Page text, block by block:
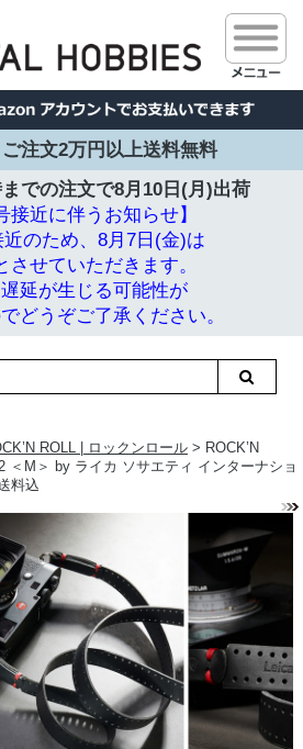
注文2万円以上送料無料
での注文で8月10日(月)出荷
接近に伴うお知らせ】
のため、8月7日(金)は
させていただきます。
延が生じる可能性が
どうぞご了承ください。
ROLL | ロックンロール > ROCK’N
＜M＞ by ライカ ソサエティ インターナショ
料込